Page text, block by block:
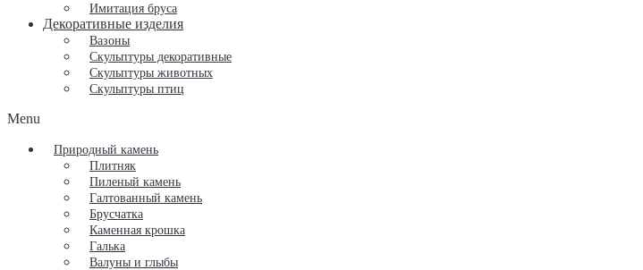
Имитация бруса
Декоративные изделия
Вазоны
Скульптуры декоративные
Скульптуры животных
Скульптуры птиц
Menu
Природный камень
Плитняк
Пиленый камень
Галтованный камень
Брусчатка
Каменная крошка
Галька
Валуны и глыбы